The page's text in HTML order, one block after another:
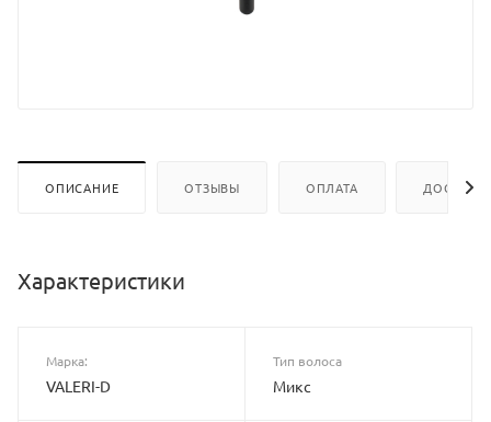
ОПИСАНИЕ ОТЗЫВЫ ОПЛАТА
Характеристики
Марка:
VALERI-D
Тип волоса
Микс